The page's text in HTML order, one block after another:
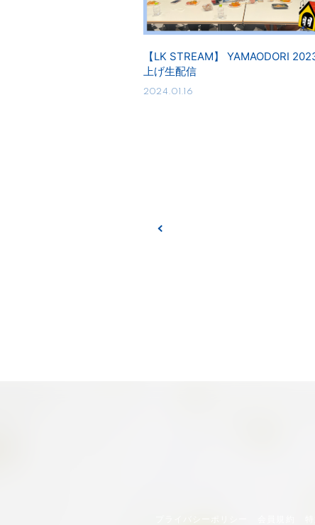
【LK STREAM】 YAMAODORI
上げ生配信
2024.01.16